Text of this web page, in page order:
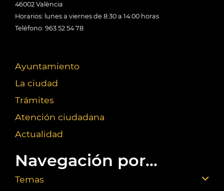
46002 València
Horarios: lunes a viernes de 8:30 a 14:00 horas
Teléfono: 963 52 54 78
Ayuntamiento
La ciudad
Trámites
Atención ciudadana
Actualidad
Navegación por...
Temas